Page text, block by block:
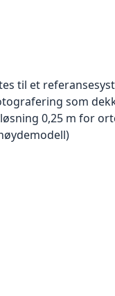
til et
som
0,25 m for